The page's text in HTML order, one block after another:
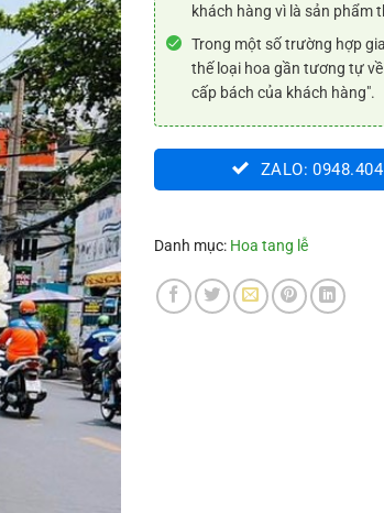
khách hàng vì là sản phẩm
Trong một số trường hợp
thế loại hoa gần tương tự
cấp bách của khách hàng".
ZALO:
Danh mục: Hoa tang lễ